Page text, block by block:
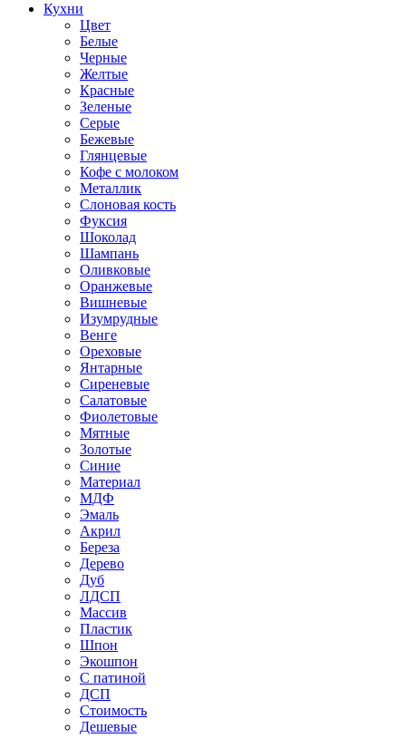
Кухни
Цвет
Белые
Черные
Желтые
Красные
Зеленые
Серые
Бежевые
Глянцевые
Кофе с молоком
Металлик
Слоновая кость
Фуксия
Шоколад
Шампань
Оливковые
Оранжевые
Вишневые
Изумрудные
Венге
Ореховые
Янтарные
Сиреневые
Салатовые
Фиолетовые
Мятные
Золотые
Синие
Материал
МДФ
Эмаль
Акрил
Береза
Дерево
Дуб
ЛДСП
Массив
Пластик
Шпон
Экошпон
С патиной
ДСП
Стоимость
Дешевые